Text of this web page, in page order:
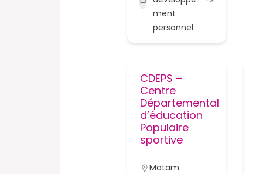
ment
personnel
CDEPS –
Centre
Départemental
d’éducation
Populaire
sportive
Matam